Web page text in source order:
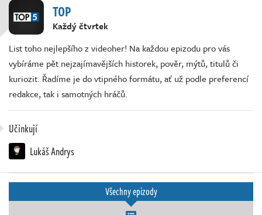
TOP
Každý čtvrtek
List toho nejlepšího z videoher! Na každou epizodu pro vás
vybíráme pět nejzajímavějších historek, pověr, mýtů, titulů či
kuriozit. Řadíme je do vtipného formátu, ať už podle preferencí
redakce, tak i samotných hráčů.
Učinkují
Lukáš Andrys
Všechny epizody